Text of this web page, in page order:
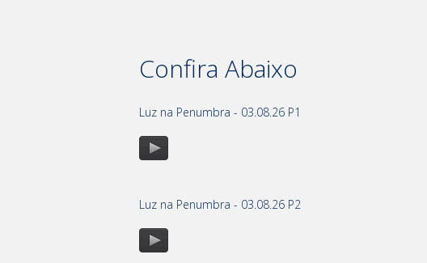
Confira Abaixo
Luz na Penumbra - 03.08.26 P1
Luz na Penumbra - 03.08.26 P2